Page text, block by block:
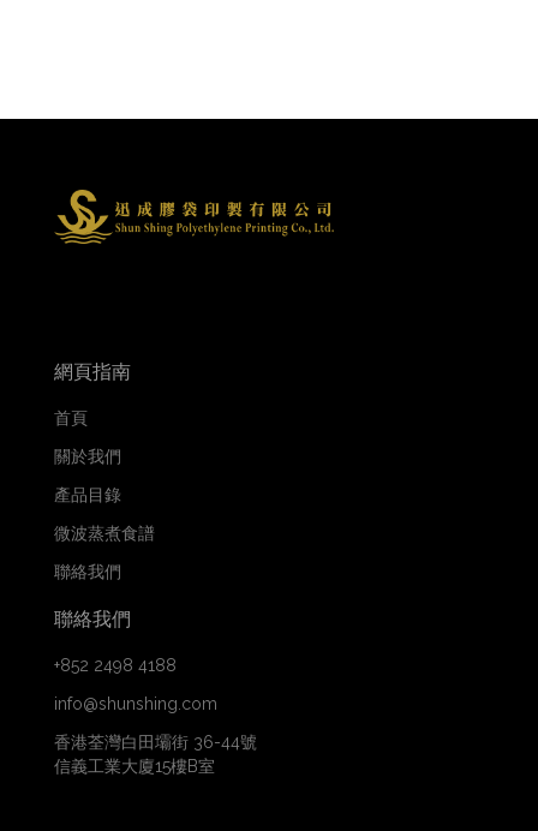
網頁指南
首頁
關於我們
產品目錄
微波蒸煮食譜
聯絡我們
聯絡我們
+852 2498 4188
info@shunshing.com
香港荃灣白田壩街 36-44號
信義工業大廈15樓B室